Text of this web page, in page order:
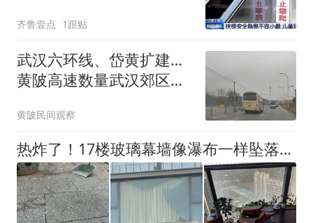
齐鲁壹点 1跟贴
武汉六环线、岱黄扩建…
黄陂高速数量武汉郊区第
得"不行"？
黄陂民间观察
热炸了！17楼玻璃幕墙像瀑布一样坠落！业主家中一月两爆，维修师傅：一个夏天换一两百片，越大越危险